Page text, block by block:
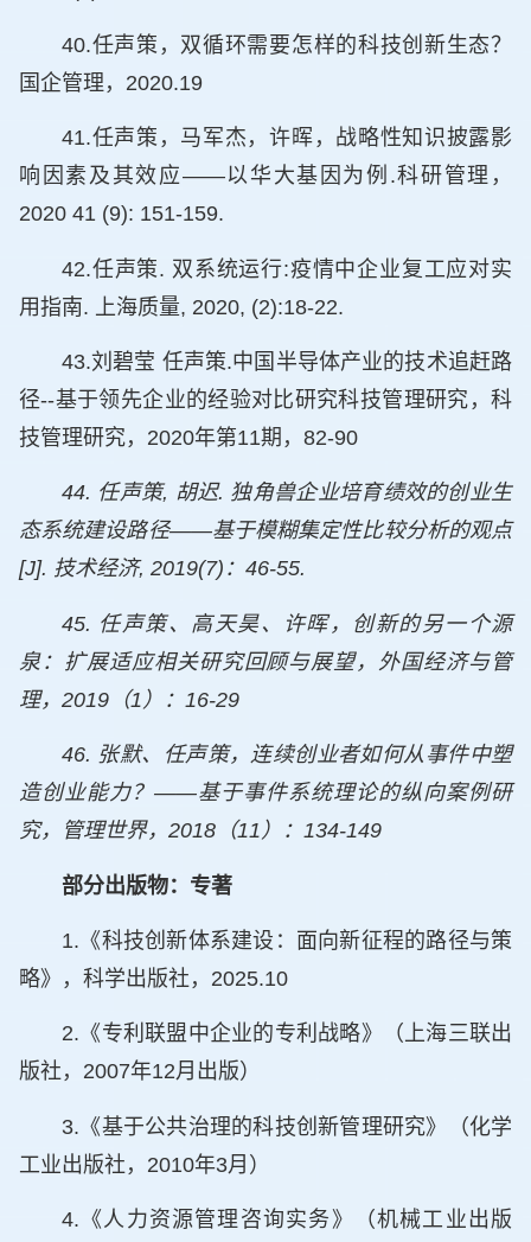
40.任声策，双循环需要怎样的科技创新生态？
国企管理，2020.19
41.任声策，马军杰，许晖，战略性知识披露影
响因素及其效应——以华大基因为例.科研管理，
2020 41 (9): 151-159.
42.任声策. 双系统运行:疫情中企业复工应对实
用指南. 上海质量, 2020, (2):18-22.
43.刘碧莹 任声策.中国半导体产业的技术追赶路
径--基于领先企业的经验对比研究科技管理研究，科
技管理研究，2020年第11期，82-90
44. 任声策, 胡迟. 独角兽企业培育绩效的创业生
态系统建设路径——基于模糊集定性比较分析的观点
[J]. 技术经济, 2019(7)：46-55.
45. 任声策、高天昊、许晖，创新的另一个源
泉：扩展适应相关研究回顾与展望，外国经济与管
理，2019（1）：16-29
46. 张默、任声策，连续创业者如何从事件中塑
造创业能力？——基于事件系统理论的纵向案例研
究，管理世界，2018（11）：134-149
部分出版物：专著
1.《科技创新体系建设：面向新征程的路径与策
略》，科学出版社，2025.10
2.《专利联盟中企业的专利战略》（上海三联出
版社，2007年12月出版）
3.《基于公共治理的科技创新管理研究》（化学
工业出版社，2010年3月）
4.《人力资源管理咨询实务》（机械工业出版